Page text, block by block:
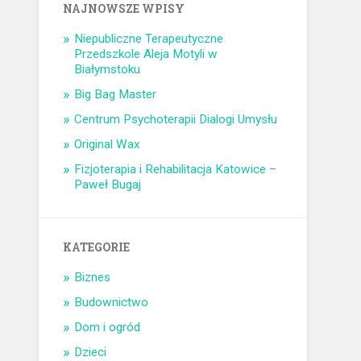
NAJNOWSZE WPISY
Niepubliczne Terapeutyczne
Przedszkole Aleja Motyli w
Białymstoku
Big Bag Master
Centrum Psychoterapii Dialogi Umysłu
Original Wax
Fizjoterapia i Rehabilitacja Katowice –
Paweł Bugaj
KATEGORIE
Biznes
Budownictwo
Dom i ogród
Dzieci